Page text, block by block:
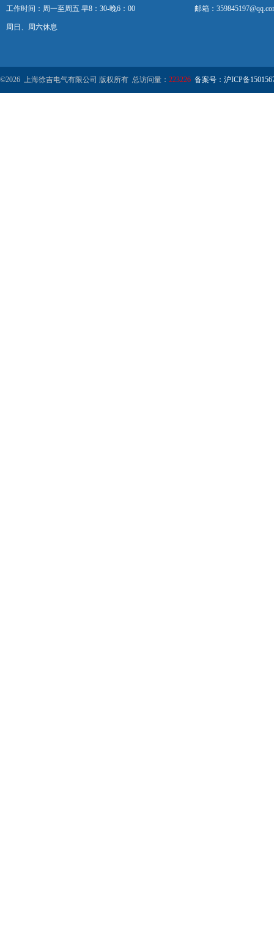
工作时间：周一至周五 早8：30-晚6：00
周日、周六休息
邮箱：
©2026 上海徐吉电气有限公司 版权所有 总访问量： 223226 备案号：沪ICP备